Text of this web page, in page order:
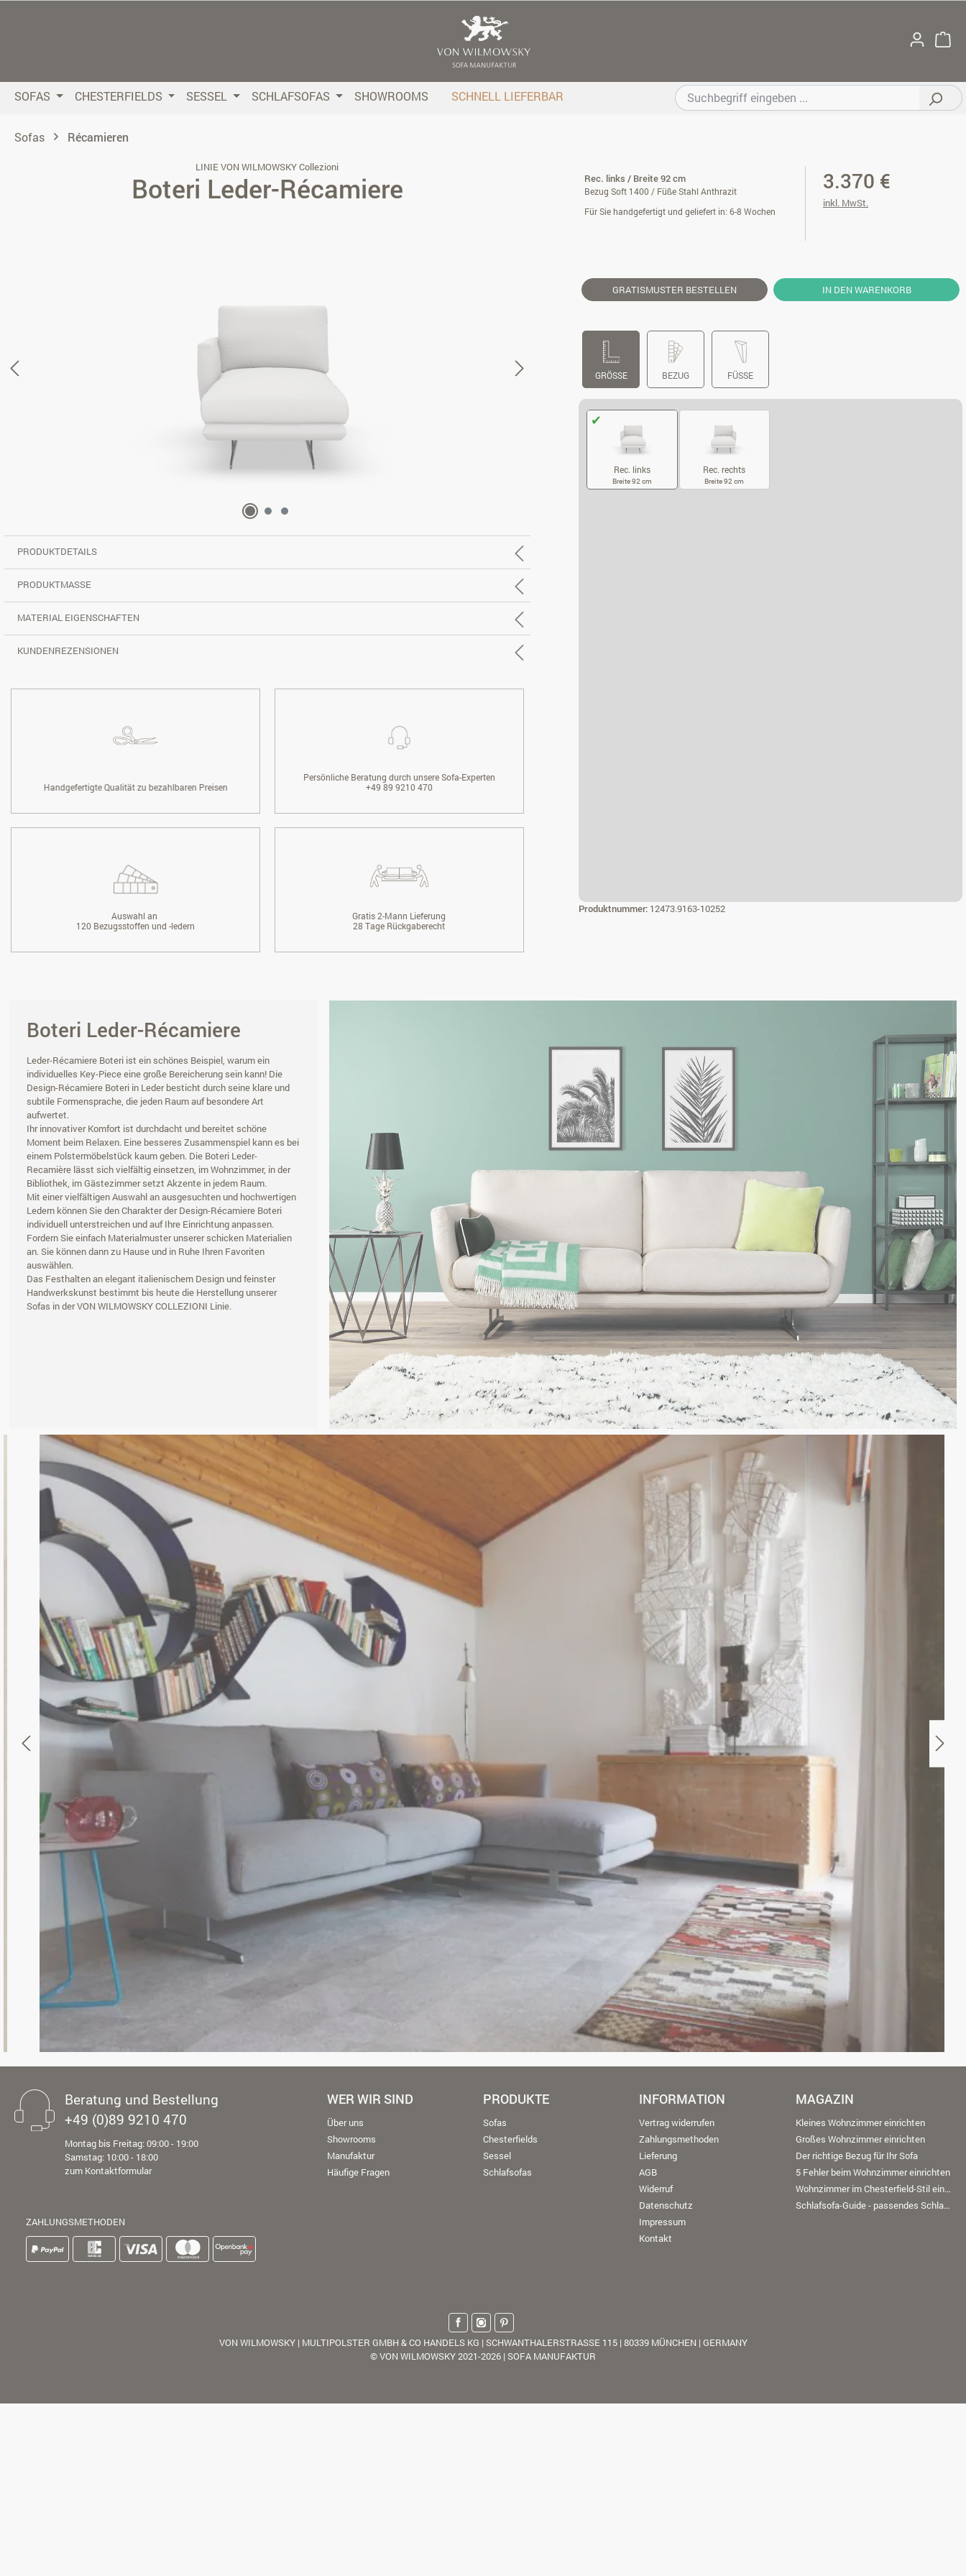
SOFAS CHESTERFIELDS SESSEL SCHLAFSOFAS SHOWROOMS SCHNELL LIEFERBAR
Sofas Récamieren
LINIE VON WILMOWSKY Collezioni
Boteri Leder-Récamiere Rec. links / Breite 92 cm
Bezug Soft 1400 / Füße Stahl Anthrazit
Für Sie handgefertigt und geliefert in: 6-8 Wochen
3.370 €
inkl. MwSt.
GRATISMUSTER BESTELLEN IN DEN WARENKORB
GRÖSSE BEZUG FÜSSE
Rec. links
Breite 92 cm
Rec. rechts
Breite 92 cm
Produktnummer: 12473.9163-10252
PRODUKTDETAILS
PRODUKTMASSE
MATERIAL EIGENSCHAFTEN
KUNDENREZENSIONEN
Handgefertigte Qualität zu bezahlbaren Preisen
Persönliche Beratung durch unsere Sofa-Experten
+49 89 9210 470
Auswahl an
120 Bezugsstoffen und -ledern
Gratis 2-Mann Lieferung
28 Tage Rückgaberecht
Boteri Leder-Récamiere
Leder-Récamiere Boteri ist ein schönes Beispiel, warum ein
individuelles Key-Piece eine große Bereicherung sein kann! Die
Design-Récamiere Boteri in Leder besticht durch seine klare und
subtile Formensprache, die jeden Raum auf besondere Art
aufwertet.
Ihr innovativer Komfort ist durchdacht und bereitet schöne
Moment beim Relaxen. Eine besseres Zusammenspiel kann es bei
einem Polstermöbelstück kaum geben. Die Boteri Leder-
Recamière lässt sich vielfältig einsetzen, im Wohnzimmer, in der
Bibliothek, im Gästezimmer setzt Akzente in jedem Raum.
Mit einer vielfältigen Auswahl an ausgesuchten und hochwertigen
Ledern können Sie den Charakter der Design-Récamiere Boteri
individuell unterstreichen und auf Ihre Einrichtung anpassen.
Fordern Sie einfach Materialmuster unserer schicken Materialien
an. Sie können dann zu Hause und in Ruhe Ihren Favoriten
auswählen.
Das Festhalten an elegant italienischem Design und feinster
Handwerkskunst bestimmt bis heute die Herstellung unserer
Sofas in der VON WILMOWSKY COLLEZIONI Linie.
Beratung und Bestellung
+49 (0)89 9210 470
Montag bis Freitag: 09:00 - 19:00
Samstag: 10:00 - 18:00
zum Kontaktformular
ZAHLUNGSMETHODEN
WER WIR SIND
Über uns
Showrooms
Manufaktur
Häufige Fragen
PRODUKTE
Sofas
Chesterfields
Sessel
Schlafsofas
INFORMATION
Vertrag widerrufen
Zahlungsmethoden
Lieferung
AGB
Widerruf
Datenschutz
Impressum
Kontakt
MAGAZIN
Kleines Wohnzimmer einrichten
Großes Wohnzimmer einrichten
Der richtige Bezug für Ihr Sofa
5 Fehler beim Wohnzimmer einrichten
Wohnzimmer im Chesterfield-Stil einrichten
Schlafsofa-Guide - passendes Schlafsofa finden
VON WILMOWSKY | MULTIPOLSTER GMBH & CO HANDELS KG | SCHWANTHALERSTRASSE 115 | 80339 MÜNCHEN | GERMANY
© VON WILMOWSKY 2021-2026 | SOFA MANUFAKTUR